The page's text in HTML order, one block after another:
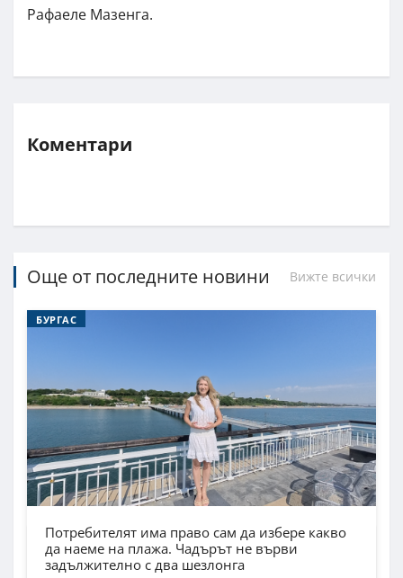
Рафаеле Мазенга.
Коментари
Още от последните новини Вижте всички
БУРГАС
Потребителят има право сам да избере какво
да наеме на плажа. Чадърът не върви
задължително с два шезлонга